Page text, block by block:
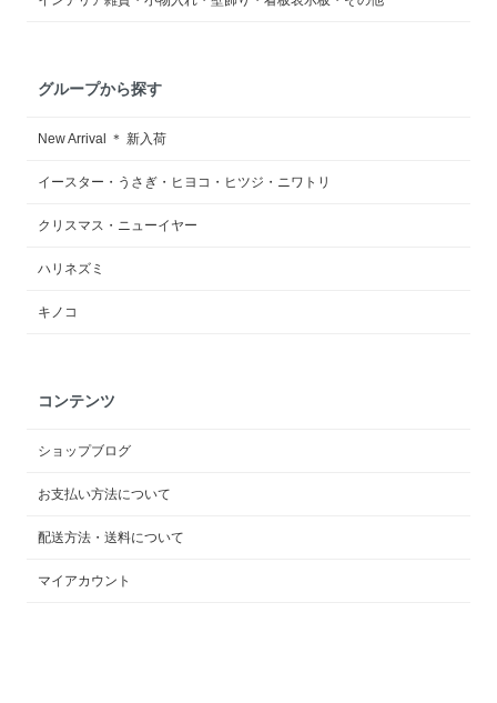
グループから探す
New Arrival ＊ 新入荷
イースター・うさぎ・ヒヨコ・ヒツジ・ニワトリ
クリスマス・ニューイヤー
ハリネズミ
キノコ
コンテンツ
ショップブログ
お支払い方法について
配送方法・送料について
マイアカウント